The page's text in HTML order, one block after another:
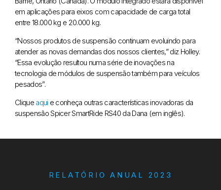
em aplicações para eixos com capacidade de carga total
entre 18.000 kg e 20.000 kg.
“Nossos produtos de suspensão continuam evoluindo para
atender as novas demandas dos nossos clientes,” diz Holley.
“Essa evolução resultou numa série de inovações na
tecnologia de módulos de suspensão também para veículos
pesados”.
Clique aquie conheça outras características inovadoras da
suspensão Spicer SmartRide RS40 da Dana (em inglês).
RELATÓRIO ANUAL 2023